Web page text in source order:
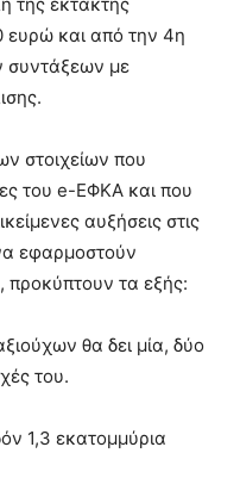
ευρώ και από την 4η
συντάξεων με
στοιχείων που
του e-ΕΦΚΑ και που
αυξήσεις στις
εφαρμοστούν
προκύπτουν τα εξής:
θα δει μία, δύο
του.
1,3 εκατομμύρια